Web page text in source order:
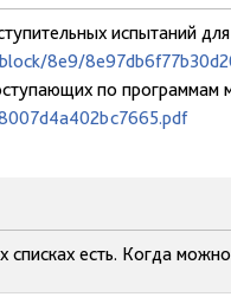
испытаний
8e9/
по программам
есть. Когда